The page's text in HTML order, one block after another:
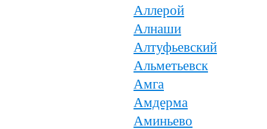
Аллерой
Алнаши
Алтуфьевский
Альметьевск
Амга
Амдерма
Аминьево